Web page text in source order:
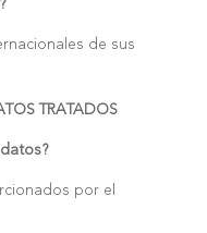
de sus
TRATADOS
por el